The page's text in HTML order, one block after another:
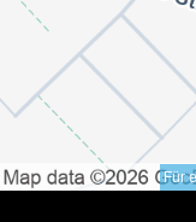
Für